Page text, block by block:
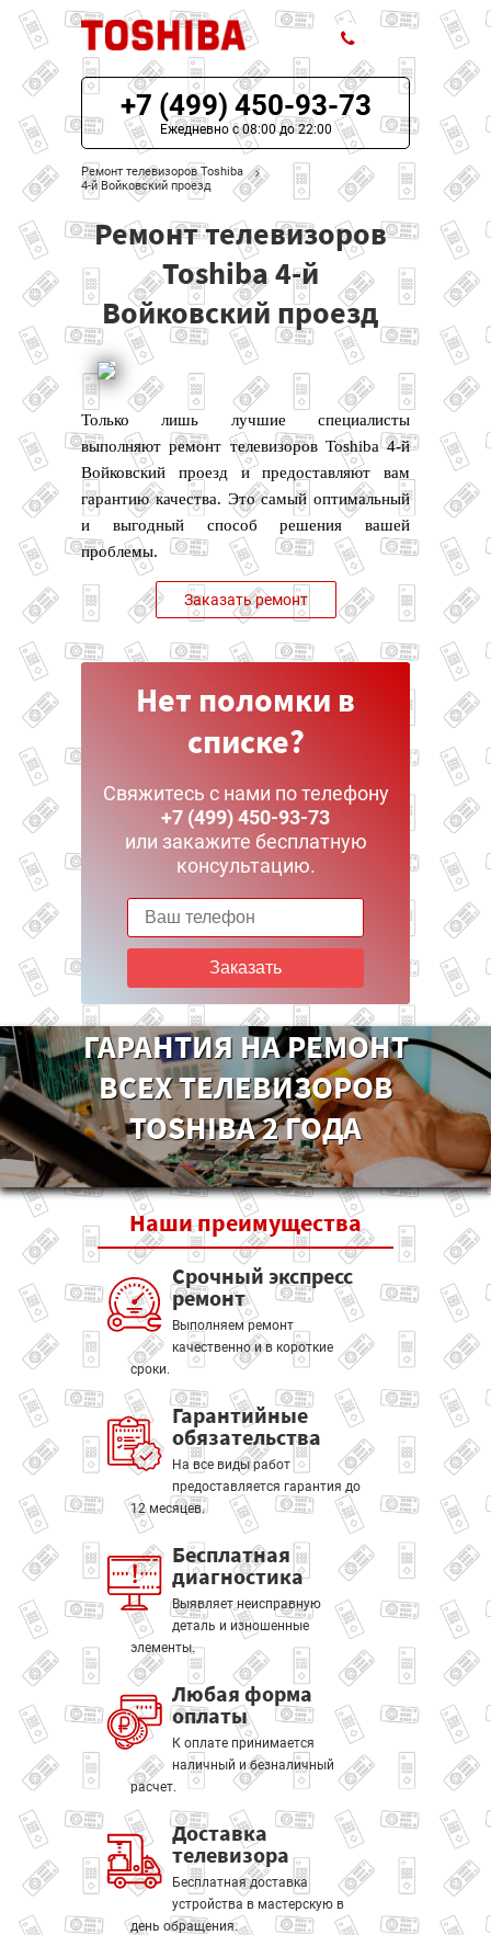
ЦЕНЫ НА РЕМОНТ
О СЕРВИСЕ
МОДЕЛИ TOSHIBA
НАШИ КОНТАКТЫ
+7 (499) 450-93-73
Ежедневно с 08:00 до 22:00
Ремонт телевизоров Toshiba
4-й Войковский проезд
Ремонт телевизоров
Toshiba 4-й
Войковский проезд
Только лишь лучшие специалисты
выполняют ремонт телевизоров Toshiba 4-й
Войковский проезд и предоставляют вам
гарантию качества. Это самый оптимальный
и выгодный способ решения вашей
проблемы.
Заказать ремонт
Нет поломки в
списке?
Свяжитесь с нами по телефону
+7 (499) 450-93-73
или закажите бесплатную
консультацию.
Заказать
ГАРАНТИЯ НА РЕМОНТ
ВСЕХ ТЕЛЕВИЗОРОВ
TOSHIBA 2 ГОДА
Нашипреимущества
Срочный экспресс
ремонт
Выполняем ремонт
качественно и в короткие
сроки.
Гарантийные
обязательства
На все виды работ
предоставляется гарантия до
12 месяцев.
Бесплатная
диагностика
Выявляет неисправную
деталь и изношенные
элементы.
Любая форма
оплаты
К оплате принимается
наличный и безналичный
расчет.
Доставка
телевизора
Бесплатная доставка
устройства в мастерскую в
день обращения.